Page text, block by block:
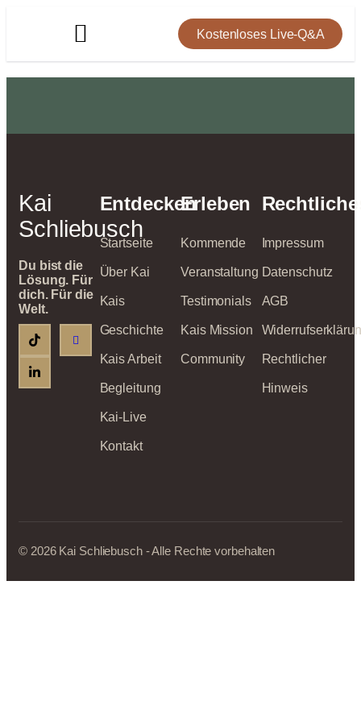
Kostenloses Live-Q&A
Kai
Schliebusch
Du bist die
Lösung. Für
dich. Für die
Welt.
Entdecken
Startseite
Über Kai
Kais
Geschichte
Kais Arbeit
Begleitung
Kai-Live
Kontakt
Erleben
Kommende
Veranstaltung
Testimonials
Kais Mission
Community
Impressum
Datenschutz
AGB
Rechtlicher
Hinweis
© 2026 Kai Schliebusch - Alle Rechte vorbehalten